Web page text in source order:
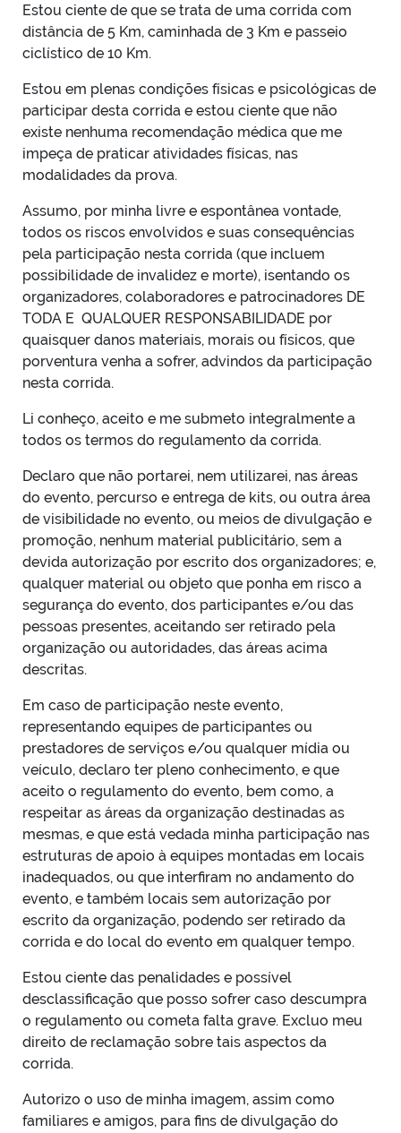
Estou ciente de que se trata de uma corrida com
distância de 5 Km, caminhada de 3 Km e passeio
ciclístico de 10 Km.
Estou em plenas condições físicas e psicológicas de
participar desta corrida e estou ciente que não
existe nenhuma recomendação médica que me
impeça de praticar atividades físicas, nas
modalidades da prova.
Assumo, por minha livre e espontânea vontade,
todos os riscos envolvidos e suas consequências
pela participação nesta corrida (que incluem
possibilidade de invalidez e morte), isentando os
organizadores, colaboradores e patrocinadores DE
TODA E QUALQUER RESPONSABILIDADE por
quaisquer danos materiais, morais ou físicos, que
porventura venha a sofrer, advindos da participação
nesta corrida.
Li conheço, aceito e me submeto integralmente a
todos os termos do regulamento da corrida.
Declaro que não portarei, nem utilizarei, nas áreas
do evento, percurso e entrega de kits, ou outra área
de visibilidade no evento, ou meios de divulgação e
promoção, nenhum material publicitário, sem a
devida autorização por escrito dos organizadores; e,
qualquer material ou objeto que ponha em risco a
segurança do evento, dos participantes e/ou das
pessoas presentes, aceitando ser retirado pela
organização ou autoridades, das áreas acima
descritas.
Em caso de participação neste evento,
representando equipes de participantes ou
prestadores de serviços e/ou qualquer mídia ou
veículo, declaro ter pleno conhecimento, e que
aceito o regulamento do evento, bem como, a
respeitar as áreas da organização destinadas as
mesmas, e que está vedada minha participação nas
estruturas de apoio à equipes montadas em locais
inadequados, ou que interfiram no andamento do
evento, e também locais sem autorização por
escrito da organização, podendo ser retirado da
corrida e do local do evento em qualquer tempo.
Estou ciente das penalidades e possível
desclassificação que posso sofrer caso descumpra
o regulamento ou cometa falta grave. Excluo meu
direito de reclamação sobre tais aspectos da
corrida.
Autorizo o uso de minha imagem, assim como
familiares e amigos, para fins de divulgação do